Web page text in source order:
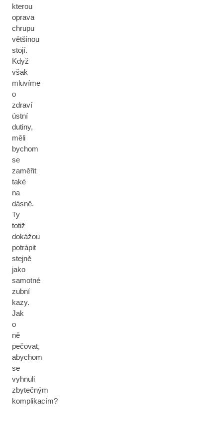
kterou
oprava
chrupu
většinou
stojí.
Když
však
mluvíme
o
zdraví
ústní
dutiny,
měli
bychom
se
zaměřit
také
na
dásně.
Ty
totiž
dokážou
potrápit
stejně
jako
samotné
zubní
kazy.
Jak
o
ně
pečovat,
abychom
se
vyhnuli
zbytečným
komplikacím?